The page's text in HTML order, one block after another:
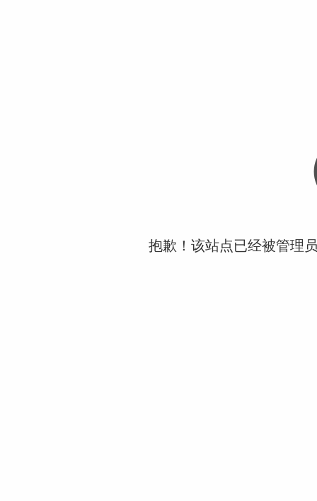
抱歉！该站点已经被管理